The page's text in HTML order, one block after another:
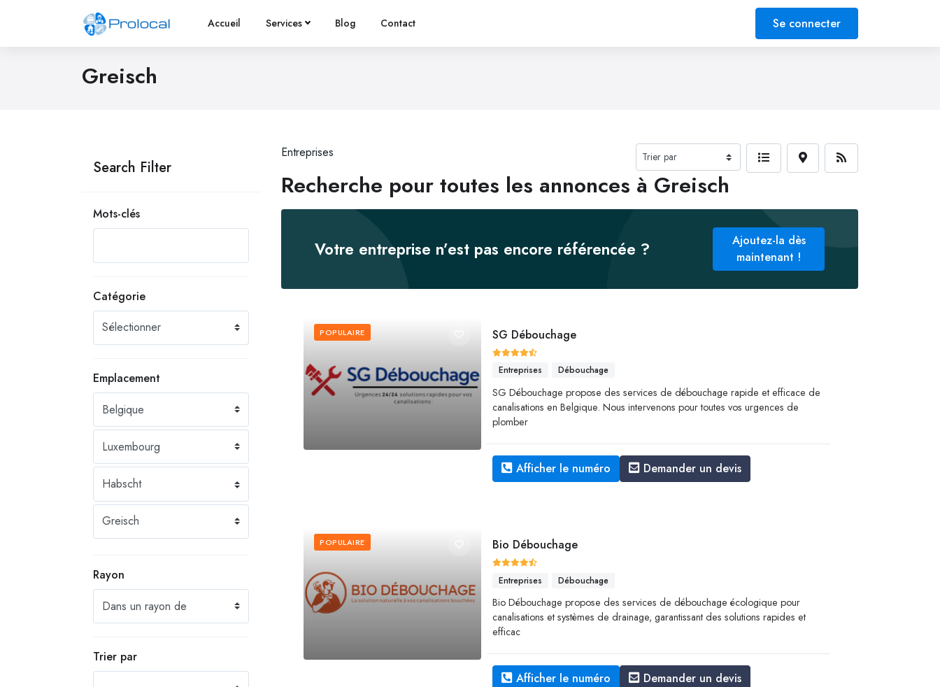
Accueil Services Blog Contact Se connecter
Greisch
Search Filter
Mots-clés
Catégorie
Emplacement
Rayon
Trier par
Entreprises
Recherche pour toutes les annonces à Greisch
Votre entreprise n’est pas encore référencée ?
Ajoutez-la dès
maintenant !
POPULAIRE SG Débouchage
Entreprises Débouchage
SG Débouchage propose des services de débouchage rapide et efficace de
canalisations en Belgique. Nous intervenons pour toutes vos urgences de
plomber
Afficher le numéro Demander un devis
POPULAIRE Bio Débouchage
Entreprises Débouchage
Bio Débouchage propose des services de débouchage écologique pour
canalisations et systèmes de drainage, garantissant des solutions rapides et
efficac
Afficher le numéro Demander un devis